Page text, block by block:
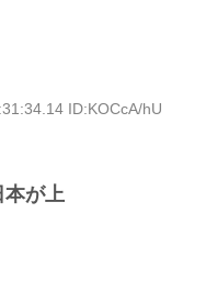
ID:KOCcA/hU
本が上